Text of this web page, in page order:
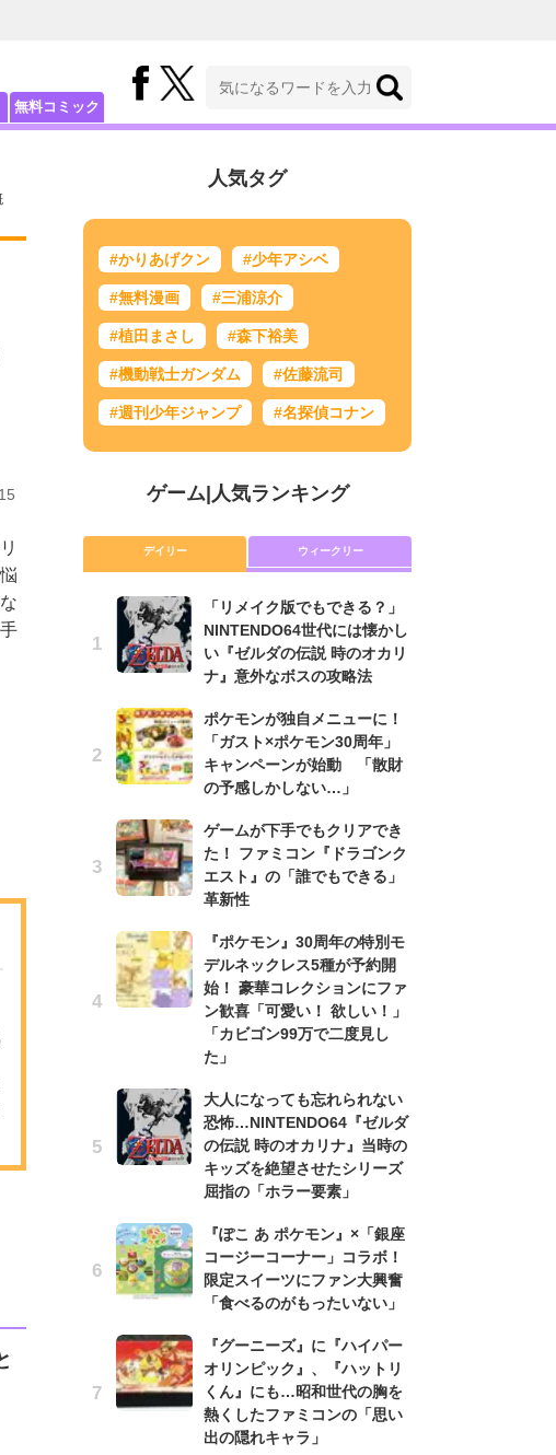
無料コミック
人気タグ
#かりあげクン #少年アシベ
#無料漫画 #三浦涼介
#植田まさし #森下裕美
#機動戦士ガンダム #佐藤流司
#週刊少年ジャンプ #名探偵コナン
ゲーム| 人気ランキング
デイリー ウィークリー
「リメイク版でもできる？」
NINTENDO64世代には懐かし
い『ゼルダの伝説 時のオカリ
ナ』意外なボスの攻略法
ポケモンが独自メニューに！
「ガスト×ポケモン30周年」
キャンペーンが始動 「散財
の予感しかしない…」
ゲームが下手でもクリアでき
た！ ファミコン『ドラゴンク
エスト』の「誰でもできる」
革新性
『ポケモン』30周年の特別モ
デルネックレス5種が予約開
始！ 豪華コレクションにファ
ン歓喜「可愛い！ 欲しい！」
「カビゴン99万で二度見し
た」
大人になっても忘れられない
恐怖…NINTENDO64『ゼルダ
の伝説 時のオカリナ』当時の
キッズを絶望させたシリーズ
屈指の「ホラー要素」
『ぽこ あ ポケモン』×「銀座
コージーコーナー」コラボ！
限定スイーツにファン大興奮
「食べるのがもったいない」
『グーニーズ』に『ハイパー
オリンピック』、『ハットリ
くん』にも…昭和世代の胸を
熱くしたファミコンの「思い
出の隠れキャラ」